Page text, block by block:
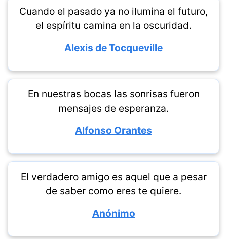
Cuando el pasado ya no ilumina el futuro,
el espíritu camina en la oscuridad.
Alexis de Tocqueville
En nuestras bocas las sonrisas fueron
mensajes de esperanza.
Alfonso Orantes
El verdadero amigo es aquel que a pesar
de saber como eres te quiere.
Anónimo